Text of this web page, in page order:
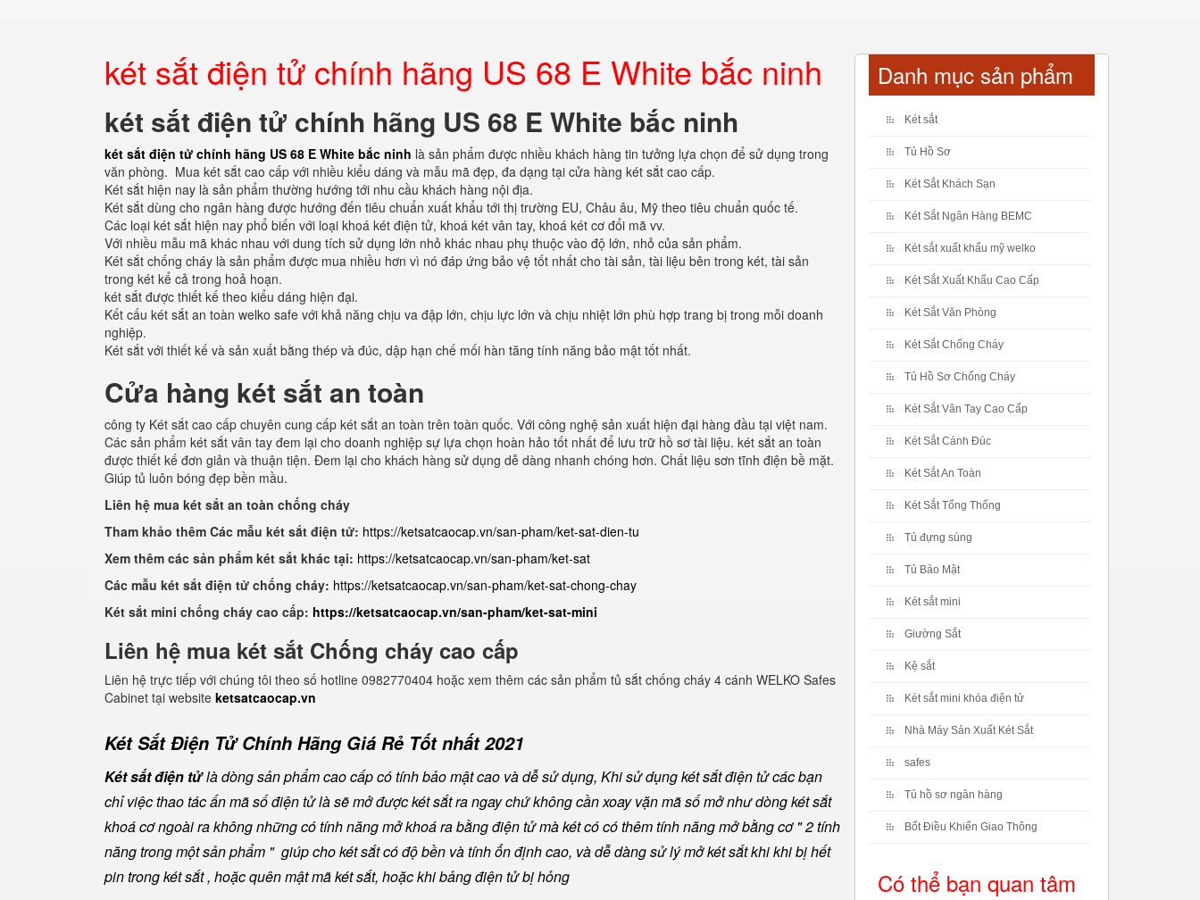
két sắt điện tử chính hãng US 68 E White bắc ninh
két sắt điện tử chính hãng US 68 E White bắc ninh
két sắt điện tử chính hãng US 68 E White bắc ninh là sản phẩm được nhiều khách hàng tin tưởng lựa chọn để sử dụng trong
văn phòng. Mua két sắt cao cấp với nhiều kiểu dáng và mẫu mã đẹp, đa dạng tại cửa hàng két sắt cao cấp.
Két sắt hiện nay là sản phẩm thường hướng tới nhu cầu khách hàng nội địa.
Két sắt dùng cho ngân hàng được hướng đến tiêu chuẩn xuất khẩu tới thị trường EU, Châu âu, Mỹ theo tiêu chuẩn quốc tế.
Các loại két sắt hiện nay phổ biến với loại khoá két điện tử, khoá két vân tay, khoá két cơ đổi mã vv.
Với nhiều mẫu mã khác nhau với dung tích sử dụng lớn nhỏ khác nhau phụ thuộc vào độ lớn, nhỏ của sản phẩm.
Két sắt chống cháy là sản phẩm được mua nhiều hơn vì nó đáp ứng bảo vệ tốt nhất cho tài sản, tài liệu bên trong két, tài sản
trong két kể cả trong hoả hoạn.
két sắt được thiết kế theo kiểu dáng hiện đại.
Kết cấu két sắt an toàn welko safe với khả năng chịu va đập lớn, chịu lực lớn và chịu nhiệt lớn phù hợp trang bị trong mỗi doanh
nghiệp.
Két sắt với thiết kế và sản xuất bằng thép và đúc, dập hạn chế mối hàn tăng tính năng bảo mật tốt nhất.
Cửa hàng két sắt an toàn
công ty Két sắt cao cấp chuyên cung cấp két sắt an toàn trên toàn quốc. Với công nghệ sản xuất hiện đại hàng đầu tại việt nam.
Các sản phẩm két sắt vân tay đem lại cho doanh nghiệp sự lựa chọn hoàn hảo tốt nhất để lưu trữ hồ sơ tài liệu. két sắt an toàn
được thiết kế đơn giản và thuận tiện. Đem lại cho khách hàng sử dụng dễ dàng nhanh chóng hơn. Chất liệu sơn tĩnh điện bề mặt.
Giúp tủ luôn bóng đẹp bền mầu.
Liên hệ mua két sắt an toàn chống cháy
Tham khảo thêm Các mẫu két sắt điện tử: https://ketsatcaocap.vn/san-pham/ket-sat-dien-tu
Xem thêm các sản phẩm két sắt khác tại: https://ketsatcaocap.vn/san-pham/ket-sat
Các mẫu két sắt điện tử chống cháy: https://ketsatcaocap.vn/san-pham/ket-sat-chong-chay
Két sắt mini chống cháy cao cấp: https://ketsatcaocap.vn/san-pham/ket-sat-mini
Liên hệ mua két sắt Chống cháy cao cấp
Liên hệ trực tiếp với chúng tôi theo số hotline 0982770404 hoặc xem thêm các sản phẩm tủ sắt chống cháy 4 cánh WELKO Safes
Cabinet tại website ketsatcaocap.vn
Két Sắt Điện Tử Chính Hãng Giá Rẻ Tốt nhất 2021
Két sắt điện tửlà dòng sản phẩm cao cấp có tính bảo mật cao và dễ sử dụng, Khi sử dụng két sắt điện tử các bạn
chỉ việc thao tác ấn mã số điện tử là sẽ mở được két sắt ra ngay chứ không cần xoay vặn mã số mở như dòng két sắt
khoá cơ ngoài ra không những có tính năng mở khoá ra bằng điện tử mà két có có thêm tính năng mở bằng cơ " 2 tính
năng trong một sản phẩm " giúp cho két sắt có độ bền và tính ổn định cao, và dễ dàng sử lý mở két sắt khi khi bị hết
pin trong két sắt , hoặc quên mật mã két sắt, hoặc khi bảng điện tử bị hỏng
Danh mục sản phẩm
Két sắt
Tủ Hồ Sơ
Két Sắt Khách Sạn
Két Sắt Ngân Hàng BEMC
Két sắt xuất khẩu mỹ welko
Két Sắt Xuất Khẩu Cao Cấp
Két Sắt Văn Phòng
Két Sắt Chống Cháy
Tủ Hồ Sơ Chống Cháy
Két Sắt Vân Tay Cao Cấp
Két Sắt Cánh Đúc
Két Sắt An Toàn
Két Sắt Tổng Thống
Tủ đựng súng
Tủ Bảo Mật
Két sắt mini
Giường Sắt
Kệ sắt
Két sắt mini khóa điện tử
Nhà Máy Sản Xuất Két Sắt
safes
Tủ hồ sơ ngân hàng
Bốt Điều Khiển Giao Thông
Có thể bạn quan tâm